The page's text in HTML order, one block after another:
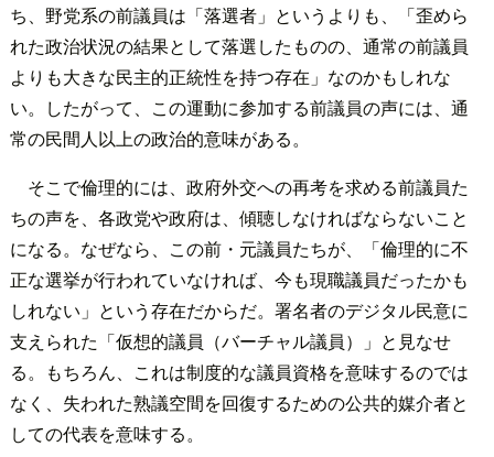
ち、野党系の前議員は「落選者」というよりも、「歪めら
れた政治状況の結果として落選したものの、通常の前議員
よりも大きな民主的正統性を持つ存在」なのかもしれな
い。したがって、この運動に参加する前議員の声には、通
常の民間人以上の政治的意味がある。
そこで倫理的には、政府外交への再考を求める前議員た
ちの声を、各政党や政府は、傾聴しなければならないこと
になる。なぜなら、この前・元議員たちが、「倫理的に不
正な選挙が行われていなければ、今も現職議員だったかも
しれない」という存在だからだ。署名者のデジタル民意に
支えられた「仮想的議員（バーチャル議員）」と見なせ
る。もちろん、これは制度的な議員資格を意味するのでは
なく、失われた熟議空間を回復するための公共的媒介者と
しての代表を意味する。